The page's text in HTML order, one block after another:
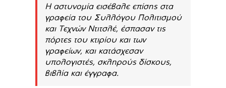
Η αστυνομία εισέβαλε επίσης στα
γραφεία του Συλλόγου Πολιτισμού
και Τεχνών Ντιτσλέ, έσπασαν τις
πόρτες του κτιρίου και των
γραφείων, και κατάσχεσαν
υπολογιστές, σκληρούς δίσκους,
βιβλία και έγγραφα.